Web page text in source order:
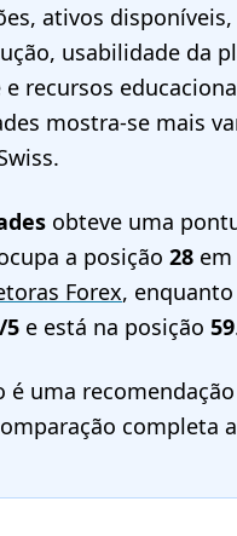
ativos
usabilidade da
e recursos
mostra-se mais
obteve uma
a posição 28
Forex, enquanto
5 e está na posição 59
é uma
completa